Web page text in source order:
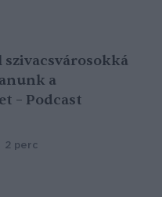
szivacsvárosokká
a
– Podcast
2 perc